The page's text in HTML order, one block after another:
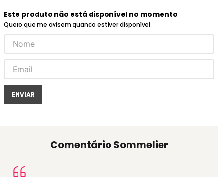
Este produto não está disponível no momento
Quero que me avisem quando estiver disponível
ENVIAR
Comentário Sommelier